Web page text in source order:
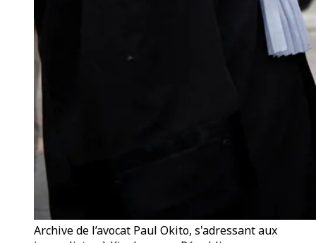
Archive de l’avocat Paul Okito, s'adressant aux